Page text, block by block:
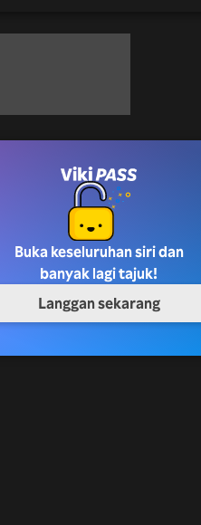
Buka keseluruhan siri dan
banyak lagi tajuk!
Langgan sekarang